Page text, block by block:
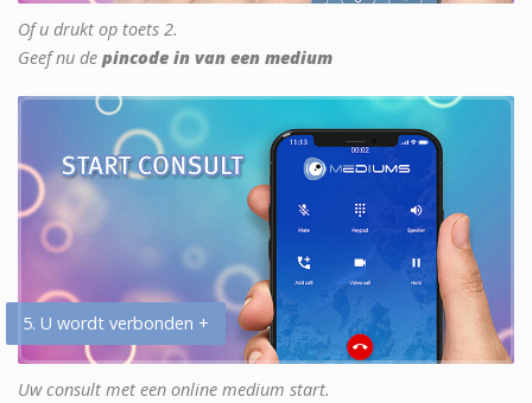
Of u drukt op toets 2.
Geef nu de pincode in van een medium
5. U wordt verbonden +
Uw consult met een online medium start.